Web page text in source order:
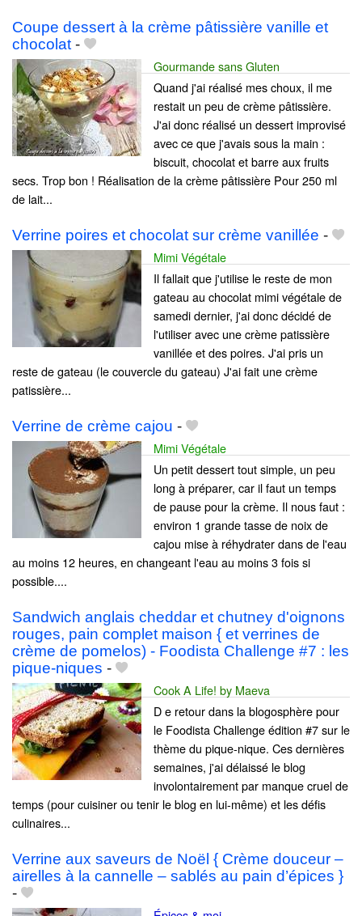
Coupe dessert à la crème pâtissière vanille et
chocolat -
Gourmande sans Gluten
Quand j'ai réalisé mes choux, il me
restait un peu de crème pâtissière.
J'ai donc réalisé un dessert improvisé
avec ce que j'avais sous la main :
biscuit, chocolat et barre aux fruits
secs. Trop bon ! Réalisation de la crème pâtissière Pour 250 ml
de lait...
Verrine poires et chocolat sur crème vanillée -
Mimi Végétale
Il fallait que j'utilise le reste de mon
gateau au chocolat mimi végétale de
samedi dernier, j'ai donc décidé de
l'utiliser avec une crème patissière
vanillée et des poires. J'ai pris un
reste de gateau (le couvercle du gateau) J'ai fait une crème
patissière...
Verrine de crème cajou -
Mimi Végétale
Un petit dessert tout simple, un peu
long à préparer, car il faut un temps
de pause pour la crème. Il nous faut :
environ 1 grande tasse de noix de
cajou mise à réhydrater dans de l'eau
au moins 12 heures, en changeant l'eau au moins 3 fois si
possible....
Sandwich anglais cheddar et chutney d'oignons
rouges, pain complet maison { et verrines de
crème de pomelos) - Foodista Challenge #7 : les
pique-niques -
Cook A Life! by Maeva
D e retour dans la blogosphère pour
le Foodista Challenge édition #7 sur le
thème du pique-nique. Ces dernières
semaines, j'ai délaissé le blog
involontairement par manque cruel de
temps (pour cuisiner ou tenir le blog en lui-même) et les défis
culinaires...
Verrine aux saveurs de Noël { Crème douceur –
airelles à la cannelle – sablés au pain d’épices }
-